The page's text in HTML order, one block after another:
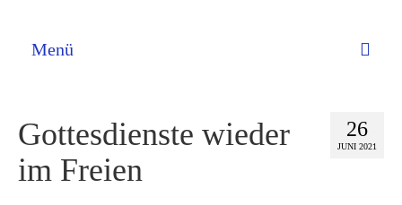
Menü
26
JUNI 2021
Gottesdienste wieder
im Freien